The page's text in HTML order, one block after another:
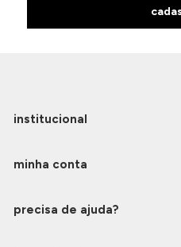
institucional
minha conta
precisa de ajuda?